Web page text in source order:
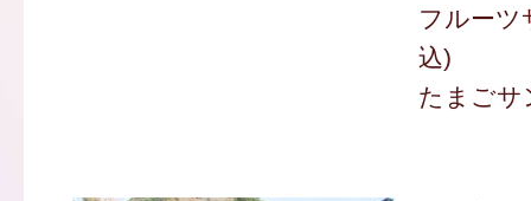
フルーツ
込)
たまごサ